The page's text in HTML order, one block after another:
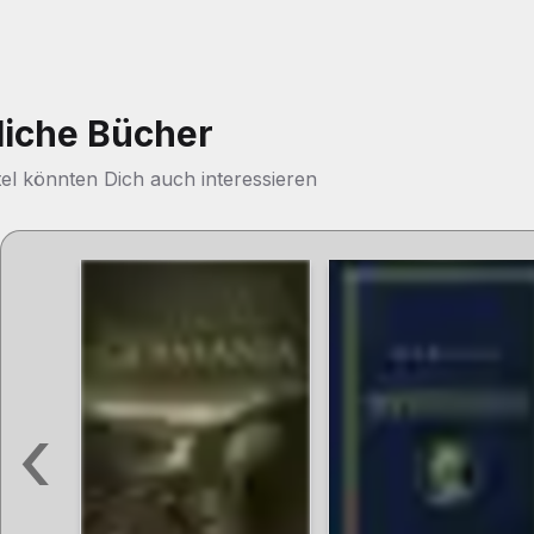
Bücher
könnten Dich auch interessieren
‹